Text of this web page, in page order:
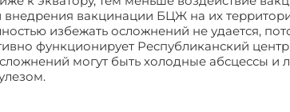
вакцинации БЦЖ на их
избежать осложнений не удается,
функционирует Республиканский
могут быть холодные абсцессы и